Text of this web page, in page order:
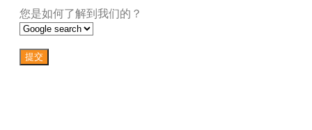
您是如何了解到我们的？
提交